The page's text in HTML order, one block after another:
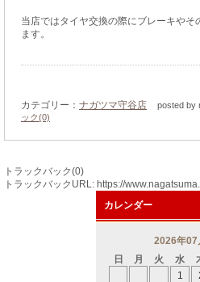
当店ではタイヤ交換の際にブレーキやそ
ます。
カテゴリー： ナガツマ守谷店 posted by
ック(0)
トラックバック(0)
トラックバックURL: https://
カレンダー
2026年07
日
月 火 水
1